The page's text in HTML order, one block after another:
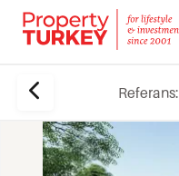
Referans: